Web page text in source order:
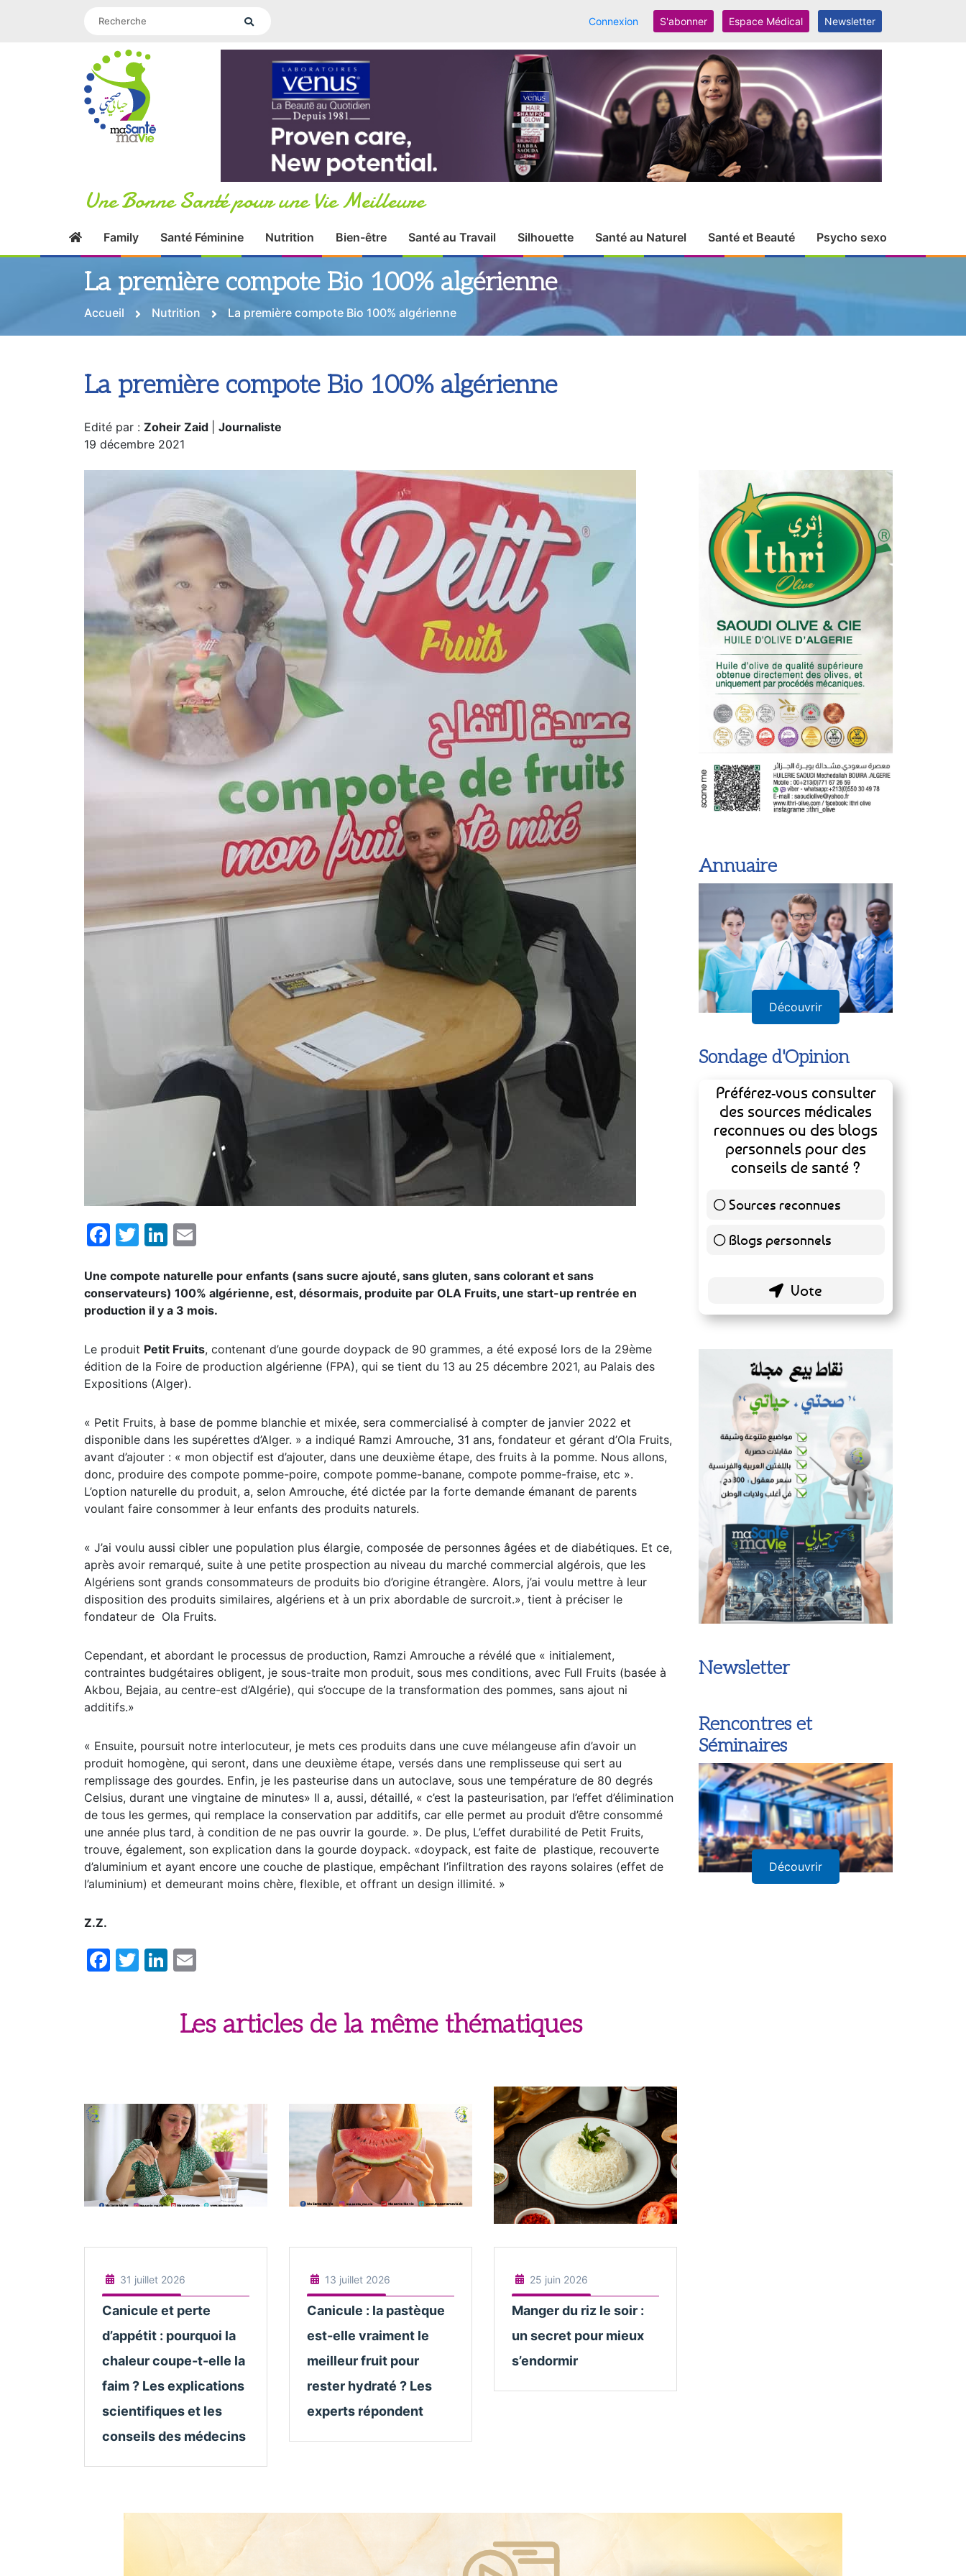
Connexion S'abonner Espace Médical Newsletter
Une Bonne Santé pour une Vie Meilleure
Family Santé Féminine Nutrition Bien-être Santé au Travail Silhouette Santé au Naturel Santé et Beauté Psycho sexo
La première compote Bio 100% algérienne
Accueil Nutrition La première compote Bio 100% algérienne
La première compote Bio 100% algérienne
Edité par : Zoheir Zaid
Journaliste
19 décembre 2021
Facebook
TwitterLinkedIn
Une compote naturelle pour enfants (sans sucre ajouté, sans gluten, sans colorant et sans
conservateurs) 100% algérienne, est, désormais, produite par OLA Fruits, une start-up rentrée en
production il y a 3 mois.
Le produit Petit Fruits, contenant d’une gourde doypack de 90 grammes, a été exposé lors de la 29ème
édition de la Foire de production algérienne (FPA), qui se tient du 13 au 25 décembre 2021, au Palais des
Expositions (Alger).
« Petit Fruits, à base de pomme blanchie et mixée, sera commercialisé à compter de janvier 2022 et
disponible dans les supérettes d’Alger. » a indiqué Ramzi Amrouche, 31 ans, fondateur et gérant d’Ola Fruits,
avant d’ajouter : « mon objectif est d’ajouter, dans une deuxième étape, des fruits à la pomme. Nous allons,
donc, produire des compote pomme-poire, compote pomme-banane, compote pomme-fraise, etc ».
L’option naturelle du produit, a, selon Amrouche, été dictée par la forte demande émanant de parents
voulant faire consommer à leur enfants des produits naturels.
« J’ai voulu aussi cibler une population plus élargie, composée de personnes âgées et de diabétiques. Et ce,
après avoir remarqué, suite à une petite prospection au niveau du marché commercial algérois, que les
Algériens sont grands consommateurs de produits bio d’origine étrangère. Alors, j’ai voulu mettre à leur
disposition des produits similaires, algériens et à un prix abordable de surcroit.», tient à préciser le
fondateur de Ola Fruits.
Cependant, et abordant le processus de production, Ramzi Amrouche a révélé que « initialement,
contraintes budgétaires obligent, je sous-traite mon produit, sous mes conditions, avec Full Fruits (basée à
Akbou, Bejaia, au centre-est d’Algérie), qui s’occupe de la transformation des pommes, sans ajout ni
additifs.»
« Ensuite, poursuit notre interlocuteur, je mets ces produits dans une cuve mélangeuse afin d’avoir un
produit homogène, qui seront, dans une deuxième étape, versés dans une remplisseuse qui sert au
remplissage des gourdes. Enfin, je les pasteurise dans un autoclave, sous une température de 80 degrés
Celsius, durant une vingtaine de minutes» Il a, aussi, détaillé, « c’est la pasteurisation, par l’effet d’élimination
de tous les germes, qui remplace la conservation par additifs, car elle permet au produit d’être consommé
une année plus tard, à condition de ne pas ouvrir la gourde. ». De plus, L’effet durabilité de Petit Fruits,
trouve, également, son explication dans la gourde doypack. «doypack, est faite de plastique, recouverte
d’aluminium et ayant encore une couche de plastique, empêchant l’infiltration des rayons solaires (effet de
l’aluminium) et demeurant moins chère, flexible, et offrant un design illimité. »
Z.Z.
Facebook
TwitterLinkedIn
Les articles de la même thématiques
31 juillet 2026
Canicule et perte
d’appétit : pourquoi la
chaleur coupe-t-elle la
faim ? Les explications
scientifiques et les
conseils des médecins
13 juillet 2026
Canicule : la pastèque
est-elle vraiment le
meilleur fruit pour
rester hydraté ? Les
experts répondent
25 juin 2026
Manger du riz le soir :
un secret pour mieux
s’endormir
Annuaire
Découvrir
Sondage d'Opinion
Préférez-vous consulter
des sources médicales
reconnues ou des blogs
personnels pour des
conseils de santé ?
Sources reconnues
140 ( 73.3 % )
Blogs personnels51 ( 26.7 % )
Newsletter
Rencontres et
Séminaires
Découvrir